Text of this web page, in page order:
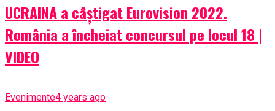
UCRAINA a câștigat Eurovision 2022.
România a încheiat concursul pe locul 18 |
VIDEO
Evenimente4 years ago